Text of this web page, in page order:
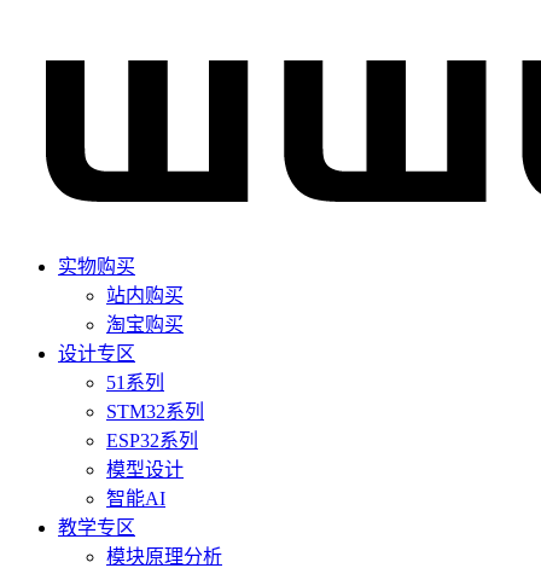
实物购买
站内购买
淘宝购买
设计专区
51系列
STM32系列
ESP32系列
模型设计
智能AI
教学专区
模块原理分析